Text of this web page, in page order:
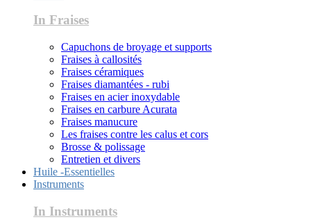
In Fraises
Capuchons de broyage et supports
Fraises à callosités
Fraises céramiques
Fraises diamantées - rubi
Fraises en acier inoxydable
Fraises en carbure Acurata
Fraises manucure
Les fraises contre les calus et cors
Brosse & polissage
Entretien et divers
Huile -Essentielles
Instruments
In Instruments